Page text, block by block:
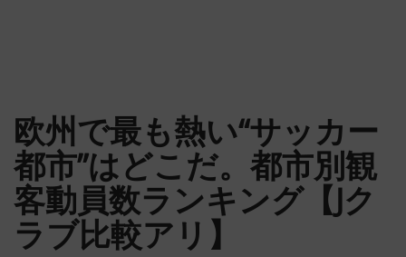
欧州で最も熱い“サッカー
都市”はどこだ。都市別観
客動員数ランキング【Jク
ラブ比較アリ】